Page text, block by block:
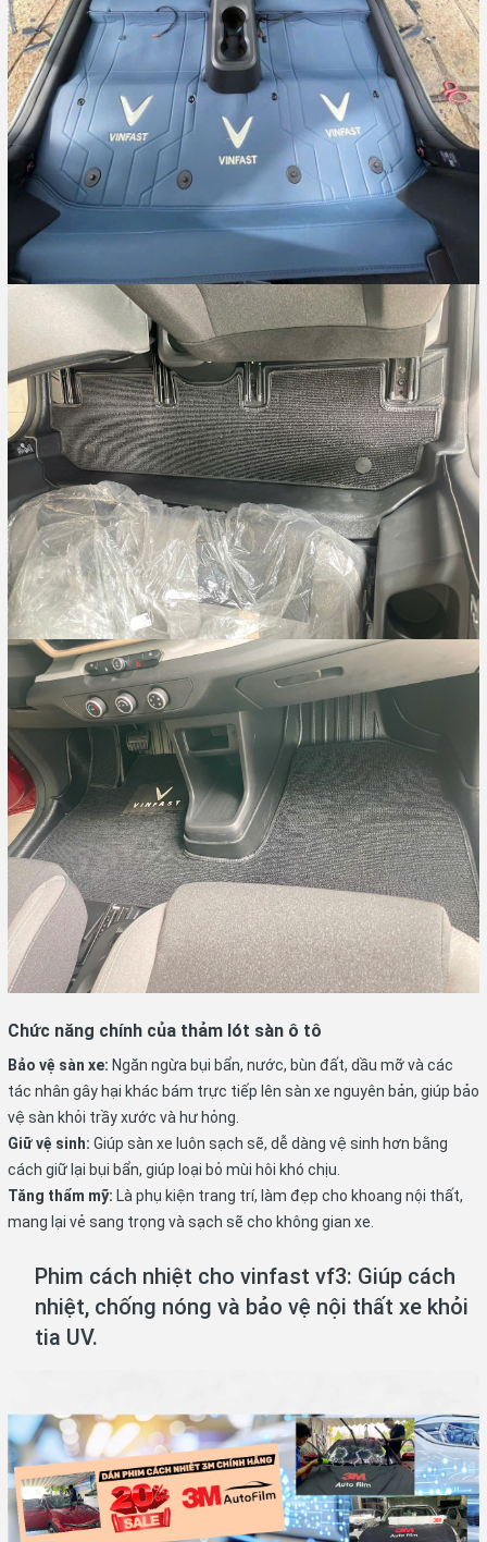
Chức năng chính của thảm lót sàn ô tô
Bảo vệ sàn xe: Ngăn ngừa bụi bẩn, nước, bùn đất, dầu mỡ và các
tác nhân gây hại khác bám trực tiếp lên sàn xe nguyên bản, giúp bảo
vệ sàn khỏi trầy xước và hư hỏng.
Giữ vệ sinh: Giúp sàn xe luôn sạch sẽ, dễ dàng vệ sinh hơn bằng
cách giữ lại bụi bẩn, giúp loại bỏ mùi hôi khó chịu.
Tăng thẩm mỹ: Là phụ kiện trang trí, làm đẹp cho khoang nội thất,
mang lại vẻ sang trọng và sạch sẽ cho không gian xe.
Phim cách nhiệt cho vinfast vf3: Giúp cách
nhiệt, chống nóng và bảo vệ nội thất xe khỏi
tia UV.